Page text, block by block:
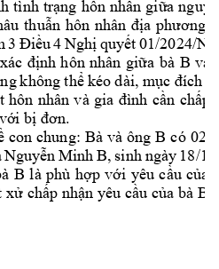
tình trạng hôn nhân giữa
thuẫn hôn nhân địa phương
3 Điều 4 Nghị quyết 01/2024/
xác định hôn nhân giữa bà B và
không thể kéo dài, mục đích
hôn nhân và gia đình cần chấp
ới bị đơn.
con chung: Bà và ông B có 02
Nguyễn Minh B, sinhngày 18/
B là phù hợp với yêu cầu của
xử chấp nhận yêu cầu của bà B